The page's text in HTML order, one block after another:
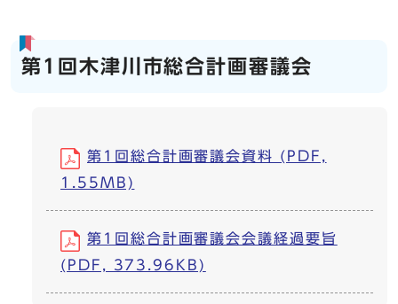
第1回木津川市総合計画審議会
第1回総合計画審議会資料 (PDF,
1.55MB)
第1回総合計画審議会会議経過要旨
(PDF, 373.96KB)